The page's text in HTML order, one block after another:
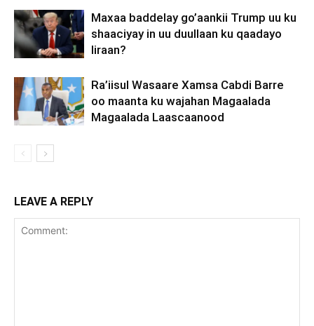
Maxaa baddelay go’aankii Trump uu ku
shaaciyay in uu duullaan ku qaadayo
Iiraan?
Ra’iisul Wasaare Xamsa Cabdi Barre
oo maanta ku wajahan Magaalada
Magaalada Laascaanood
LEAVE A REPLY